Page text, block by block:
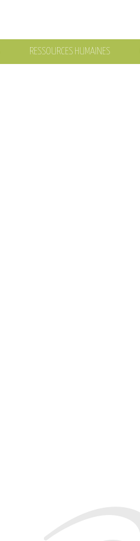
RESSOURCES HUMAINES